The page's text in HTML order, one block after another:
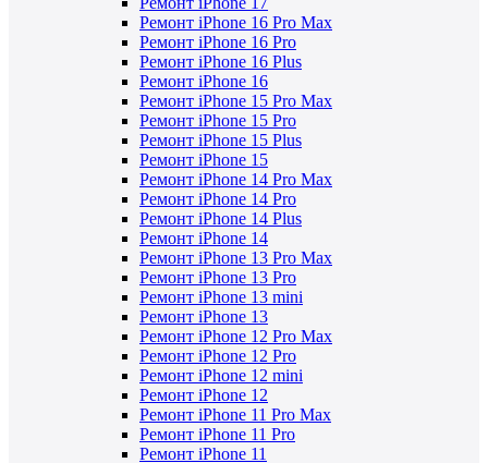
Ремонт iPhone 16 Pro Max
Ремонт iPhone 16 Pro
Ремонт iPhone 16 Plus
Ремонт iPhone 16
Ремонт iPhone 15 Pro Max
Ремонт iPhone 15 Pro
Ремонт iPhone 15 Plus
Ремонт iPhone 15
Ремонт iPhone 14 Pro Max
Ремонт iPhone 14 Pro
Ремонт iPhone 14 Plus
Ремонт iPhone 14
Ремонт iPhone 13 Pro Max
Ремонт iPhone 13 Pro
Ремонт iPhone 13 mini
Ремонт iPhone 13
Ремонт iPhone 12 Pro Max
Ремонт iPhone 12 Pro
Ремонт iPhone 12 mini
Ремонт iPhone 12
Ремонт iPhone 11 Pro Max
Ремонт iPhone 11 Pro
Ремонт iPhone 11